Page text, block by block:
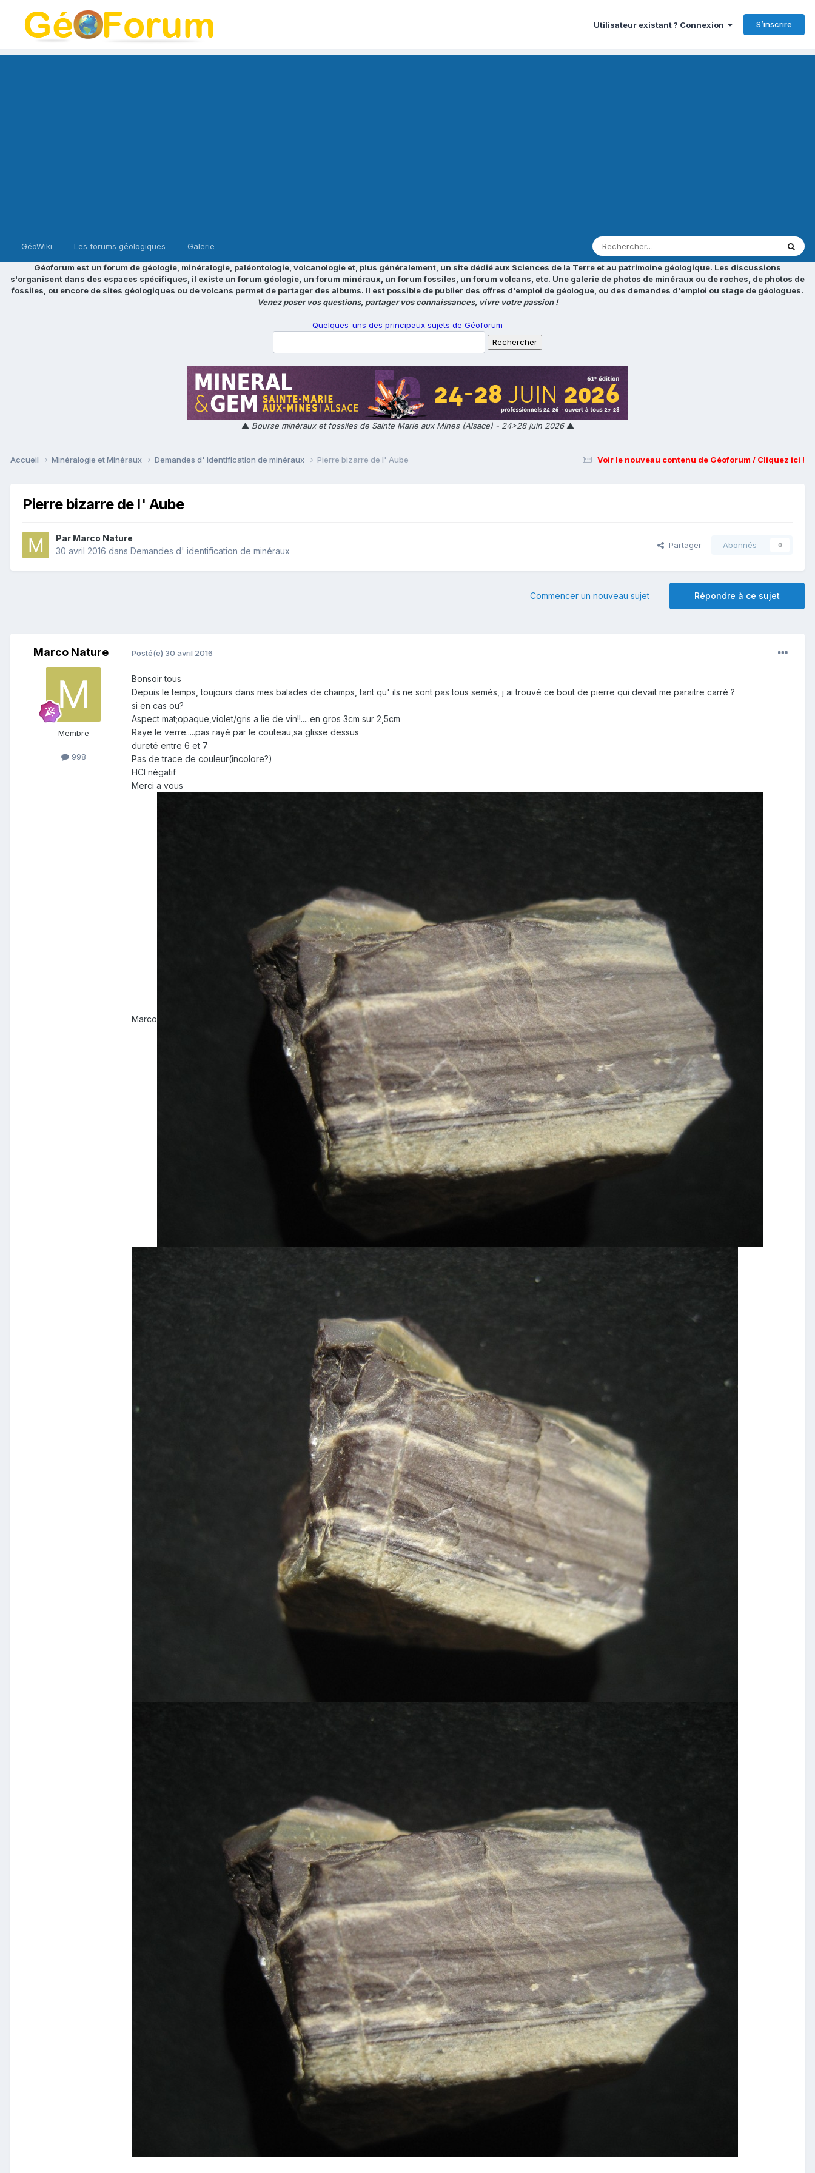
Utilisateur existant ? Connexion S’inscrire
GéoWiki Les forums géologiques Galerie
Géoforum est un forum de géologie, minéralogie, paléontologie, volcanologie et, plus généralement, un site dédié aux Sciences de la Terre et au patrimoine géologique. Les discussions
s'organisent dans des espaces spécifiques, il existe un forum géologie, un forum minéraux, un forum fossiles, un forum volcans, etc. Une galerie de photos de minéraux ou de roches, de photos de
fossiles, ou encore de sites géologiques ou de volcans permet de partager des albums. Il est possible de publier des offres d'emploi de géologue, ou des demandes d'emploi ou stage de géologues.
Venez poser vos questions, partager vos connaissances, vivre votre passion !
Quelques-uns des principaux sujets de Géoforum
▲ Bourse minéraux et fossiles de Sainte Marie aux Mines (Alsace) - 24>28 juin 2026▲
Voir le nouveau contenu de Géoforum / Cliquez ici !
Accueil Minéralogie et Minéraux Demandes d' identification de minéraux Pierre bizarre de l' Aube
Pierre bizarre de l' Aube
Par Marco Nature
30 avril 2016 dans Demandes d' identification de minéraux
Partager Abonnés 0
Répondre à ce sujet
Commencer un nouveau sujet
Marco Nature
Membre
998
Posté(e) 30 avril 2016
Bonsoir tous
Depuis le temps, toujours dans mes balades de champs, tant qu' ils ne sont pas tous semés, j ai trouvé ce bout de pierre qui devait me paraitre carré ?
si en cas ou?
Aspect mat;opaque,violet/gris a lie de vin!!.....en gros 3cm sur 2,5cm
Raye le verre.....pas rayé par le couteau,sa glisse dessus
dureté entre 6 et 7
Pas de trace de couleur(incolore?)
HCl négatif
Merci a vous
Marco